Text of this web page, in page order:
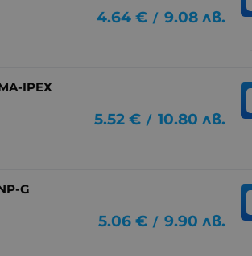
4.64 € / 9.08 лв.
IPEX
5.52 € / 10.80 лв.
G
5.06 € / 9.90 лв.